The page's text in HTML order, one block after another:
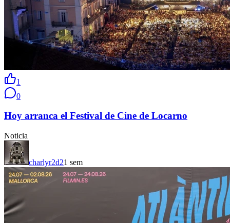
1
0
Hoy arranca el Festival de Cine de Locarno
Noticia
charlyr2d21 sem